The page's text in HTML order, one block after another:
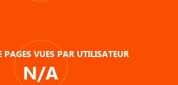
PAGES VUES PAR UTILISATEUR
N/A